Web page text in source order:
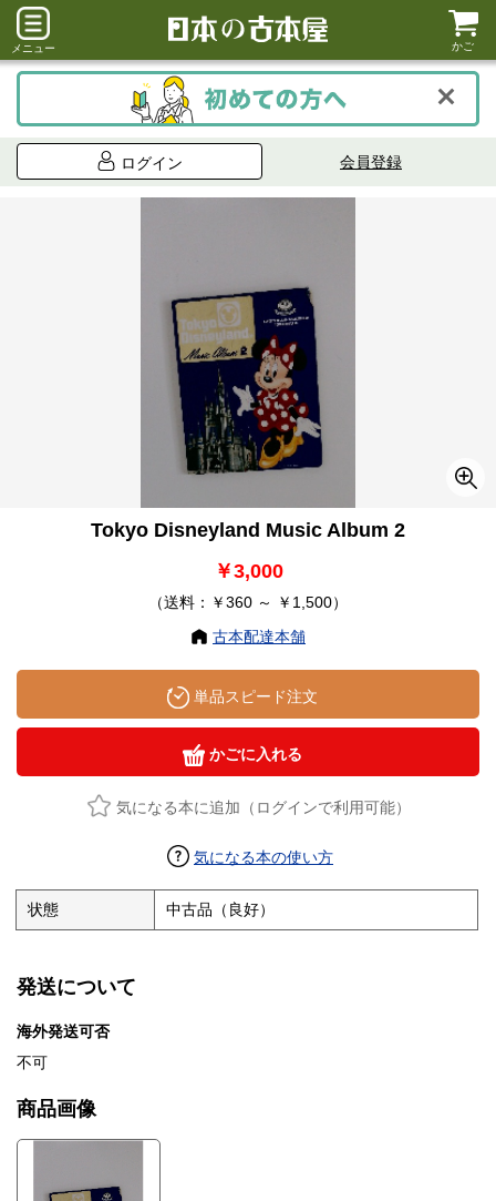
メニュー かご
ログイン 会員登録
Tokyo Disneyland Music Album 2
￥3,000
（送料：￥360 ～ ￥1,500）
古本配達本舗
単品スピード注文
かごに入れる
気になる本に追加（ログインで利用可能）
気になる本の使い方
状態 中古品（良好）
発送について
海外発送可否
不可
商品画像